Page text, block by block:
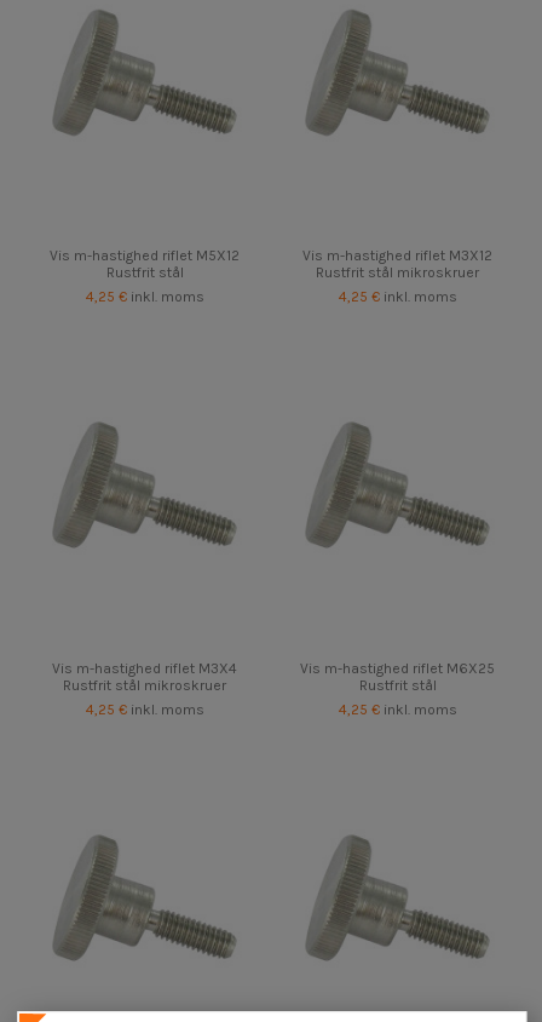
Vis m-hastighed riflet M5X12
Rustfrit stål
4,25 € inkl. moms
Vis m-hastighed riflet M3X12
Rustfrit stål mikroskruer
4,25 € inkl. moms
Vis m-hastighed riflet M3X4
Rustfrit stål mikroskruer
4,25 € inkl. moms
Vis m-hastighed riflet M6X25
Rustfrit stål
4,25 € inkl. moms